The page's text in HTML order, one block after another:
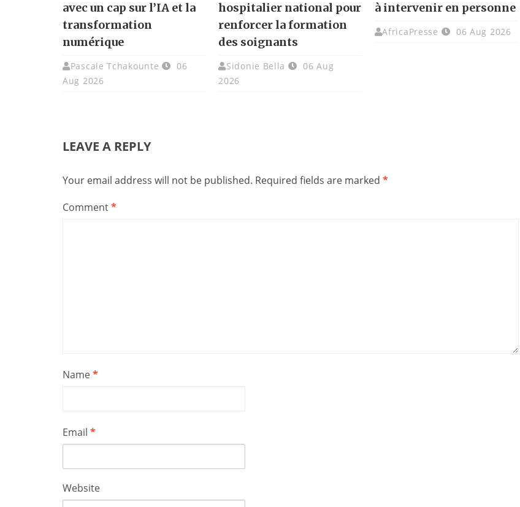
avec un cap sur l’IA et la
transformation
numérique
Pascale Tchakounte
06
Aug 2026
hospitalier national pour
renforcer la formation
des soignants
Sidonie Bella
06 Aug
2026
à intervenir en personne
AfricaPresse 06 Aug 2026
LEAVE A REPLY
Your email address will not be published. Required fields are marked *
Comment*
Name*
Email *
Website